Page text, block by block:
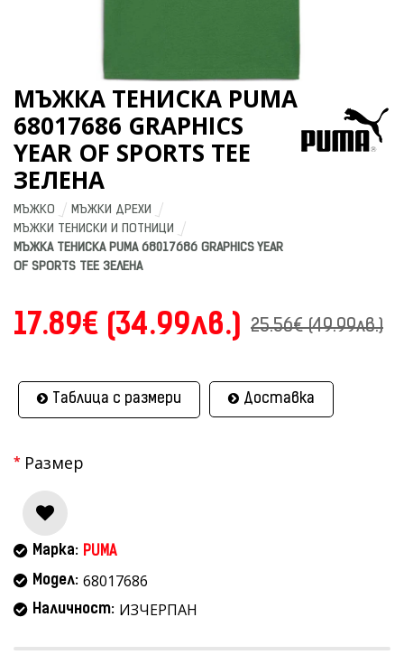
МЪЖКА ТЕНИСКА PUMA
68017686 GRAPHICS
YEAR OF SPORTS TEE
ЗЕЛЕНА
МЪЖКО
МЪЖКИ ДРЕХИ
МЪЖКИ ТЕНИСКИ И ПОТНИЦИ
МЪЖКА ТЕНИСКА PUMA 68017686 GRAPHICS YEAR
OF SPORTS TEE ЗЕЛЕНА
17.89€ (34.99лв.) 25.56€ (49.99лв.)
Таблица с размери Доставка
Размер
Марка: PUMA
Модел: 68017686
Наличност: ИЗЧЕРПАН